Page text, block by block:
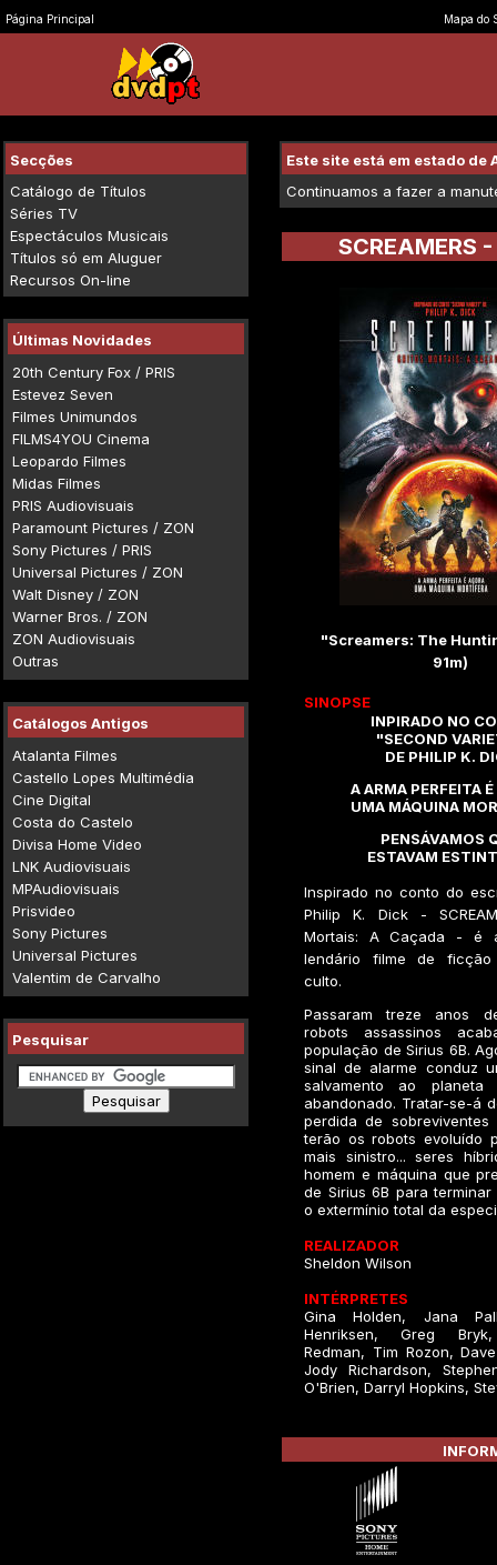
Página Principal Mapa do
Secções
Catálogo de Títulos
Séries TV
Espectáculos Musicais
Títulos só em Aluguer
Recursos On-line
Últimas Novidades
20th Century Fox / PRIS
Estevez Seven
Filmes Unimundos
FILMS4YOU Cinema
Leopardo Filmes
Midas Filmes
PRIS Audiovisuais
Paramount Pictures / ZON
Sony Pictures / PRIS
Universal Pictures / ZON
Walt Disney / ZON
Warner Bros. / ZON
ZON Audiovisuais
Outras
Catálogos Antigos
Atalanta Filmes
Castello Lopes Multimédia
Cine Digital
Costa do Castelo
Divisa Home Video
LNK Audiovisuais
MPAudiovisuais
Prisvideo
Sony Pictures
Universal Pictures
Valentim de Carvalho
Pesquisar
Este site está em estado de
Continuamos a fazer a
SCREAMERS
"Screamers: The
91m)
SINOPSE
INPIRADO NO
"SECOND
DE PHILIP K.
A ARMA PERFEITA
UMA MÁQUINA
PENSÁVAMOS
ESTAVAM
Inspirado no conto do
Philip K. Dick -
Mortais: A Caçada - é
lendário filme de
culto.
Passaram treze anos
robots assassinos
população de Sirius 6B.
sinal de alarme conduz
salvamento ao planeta
abandonado. Tratar-se-á
perdida de sobreviventes
terão os robots evoluído
mais sinistro... seres
homem e máquina que
de Sirius 6B para
o extermínio total da
REALIZADOR
Sheldon Wilson
INTÉRPRETES
Gina Holden, Jana
Henriksen, Greg
Redman, Tim Rozon,
Jody Richardson,
O'Brien, Darryl Hopkins,